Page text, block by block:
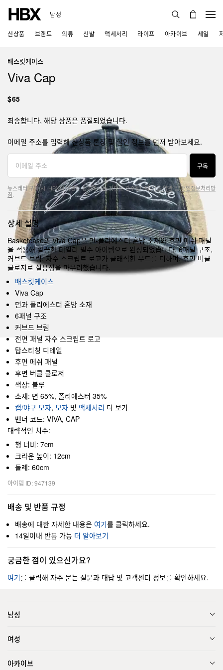
남성
신상품 브랜드 의류 신발 액세서리 라이프 아카이브 세일
배스킷케이스
Viva Cap
$65
죄송합니다, 해당 상품은 품절되었습니다.
이메일 주소를 입력해 신상품 론칭 및 할인 정보를 먼저 받아보세요.
구독
뉴스레터 구독 시, HBX의 약관에 동의하시는 것으로 간주됩니다.이용 약관및개인정보처리방
침
상세 설명
Basketcase의 Viva Cap은 면-폴리에스터 혼방 소재와 후면 메쉬 패널
을 적용해 깔끔한 데일리 필수 아이템으로 완성되었습니다. 6패널 구조,
커브드 브림, 자수 스크립트 로고가 클래식한 무드를 더하며, 후면 버클
클로저로 실용성을 마무리했습니다.
배스킷케이스
Viva Cap
면과 폴리에스터 혼방 소재
6패널 구조
커브드 브림
전면 패널 자수 스크립트 로고
탑스티칭 디테일
후면 메쉬 패널
후면 버클 클로저
색상: 블루
소재: 면 65%, 폴리에스터 35%
캡/야구 모자, 모자 및 액세서리 더 보기
벤더 코드: VIVA, CAP
대략적인 치수:
챙 너비: 7cm
크라운 높이: 12cm
둘레: 60cm
아이템 ID: 947139
배송 및 반품 규정
배송에 대한 자세한 내용은 여기를 클릭하세요.
14일이내 반품 가능 더 알아보기
궁금한 점이 있으신가요?
여기를 클릭해 자주 묻는 질문과 대답 및 고객센터 정보를 확인하세요.
남성
여성
아카이브